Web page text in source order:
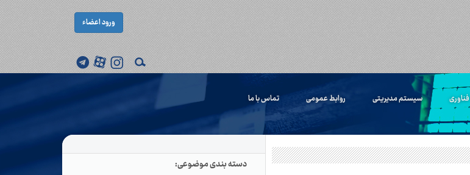
ورود اعضاء
فناوری سیستم مدیریتی روابط عمومی تماس با ما
دسته بندی موضوعی: